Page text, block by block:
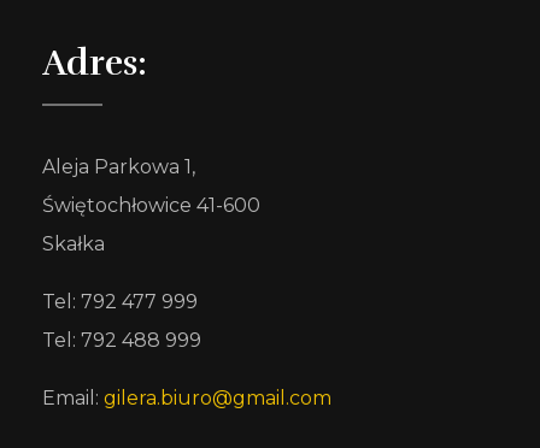
Adres:
Aleja Parkowa 1,
Świętochłowice 41-600
Skałka
Tel: 792 477 999
Tel: 792 488 999
Email: gilera.biuro@gmail.com